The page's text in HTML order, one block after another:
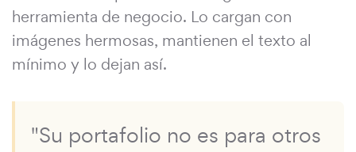
herramienta de negocio. Lo cargan con
imágenes hermosas, mantienen el texto al
mínimo y lo dejan así.
"Su portafolio no es para otros